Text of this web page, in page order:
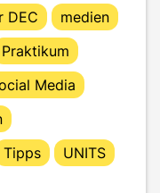
DEC
medien
Praktikum
Media
Tipps
UNITS